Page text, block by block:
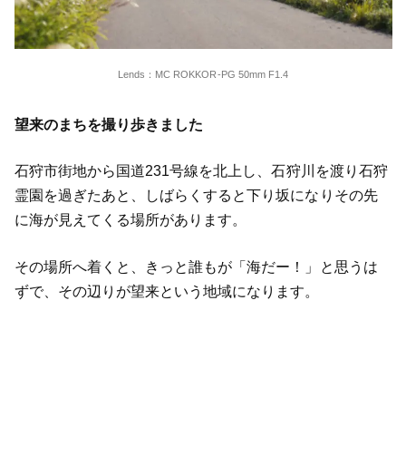
Lends：MC ROKKOR-PG 50mm F1.4
望来のまちを撮り歩きました
石狩市街地から国道231号線を北上し、石狩川を渡り石狩
霊園を過ぎたあと、しばらくすると下り坂になりその先
に海が見えてくる場所があります。
その場所へ着くと、きっと誰もが「海だー！」と思うは
ずで、その辺りが望来という地域になります。